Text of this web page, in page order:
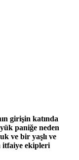
girişin katında
paniğe neden
ve bir yaşlı ve
itfaiye ekipleri